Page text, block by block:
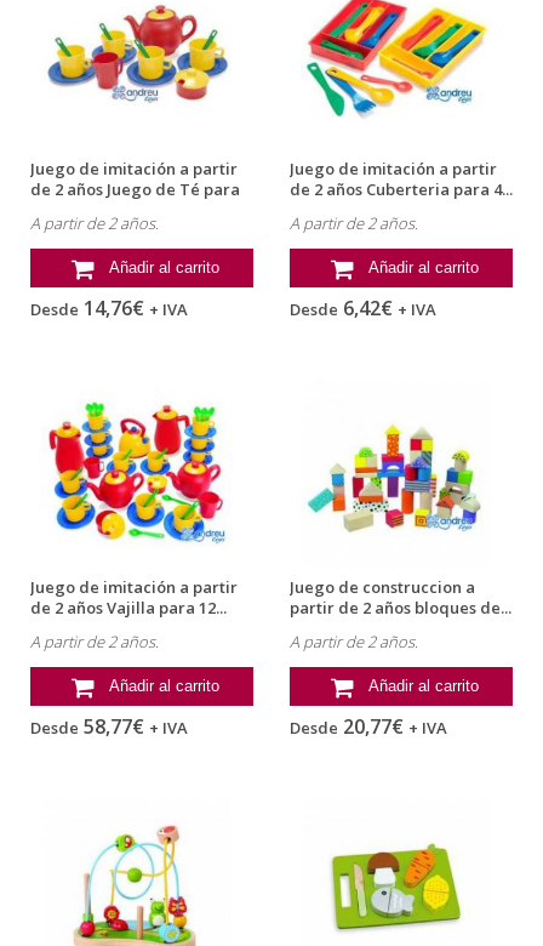
Juego de imitación a partir
de 2 años Juego de Té para
A partir de 2 años.
Añadir al carrito
Desde 14,76€ + IVA
Juego de imitación a partir
de 2 años Cuberteria para 4...
A partir de 2 años.
Añadir al carrito
Desde 6,42€ + IVA
Juego de imitación a partir
de 2 años Vajilla para 12...
A partir de 2 años.
Añadir al carrito
Desde 58,77€ + IVA
Juego de construccion a
partir de 2 años bloques de...
A partir de 2 años.
Añadir al carrito
Desde 20,77€ + IVA